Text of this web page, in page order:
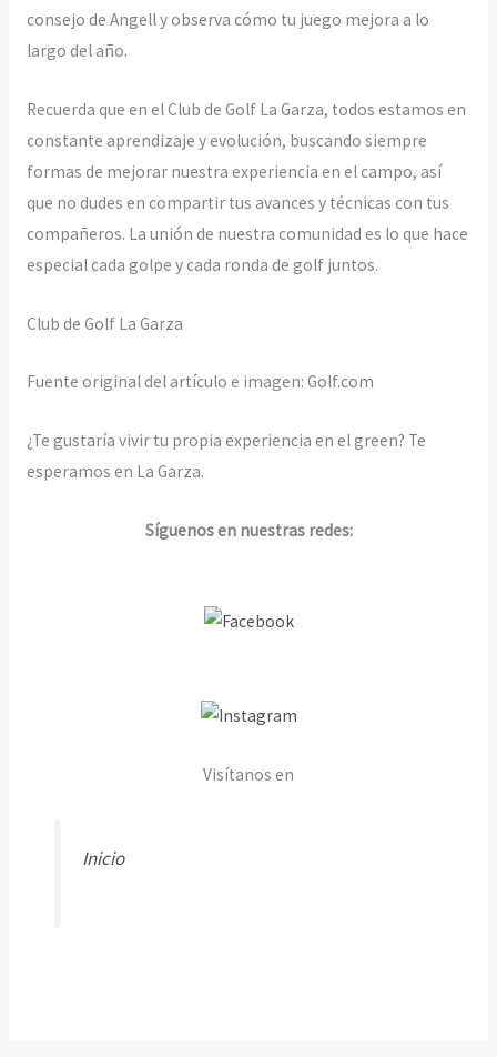
consejo de Angell y observa cómo tu juego mejora a lo
largo del año.
Recuerda que en el Club de Golf La Garza, todos estamos en
constante aprendizaje y evolución, buscando siempre
formas de mejorar nuestra experiencia en el campo, así
que no dudes en compartir tus avances y técnicas con tus
compañeros. La unión de nuestra comunidad es lo que hace
especial cada golpe y cada ronda de golf juntos.
Club de Golf La Garza
Fuente original del artículo e imagen: Golf.com
¿Te gustaría vivir tu propia experiencia en el green? Te
esperamos en La Garza.
Síguenos en nuestras redes:
Visítanos en
Inicio